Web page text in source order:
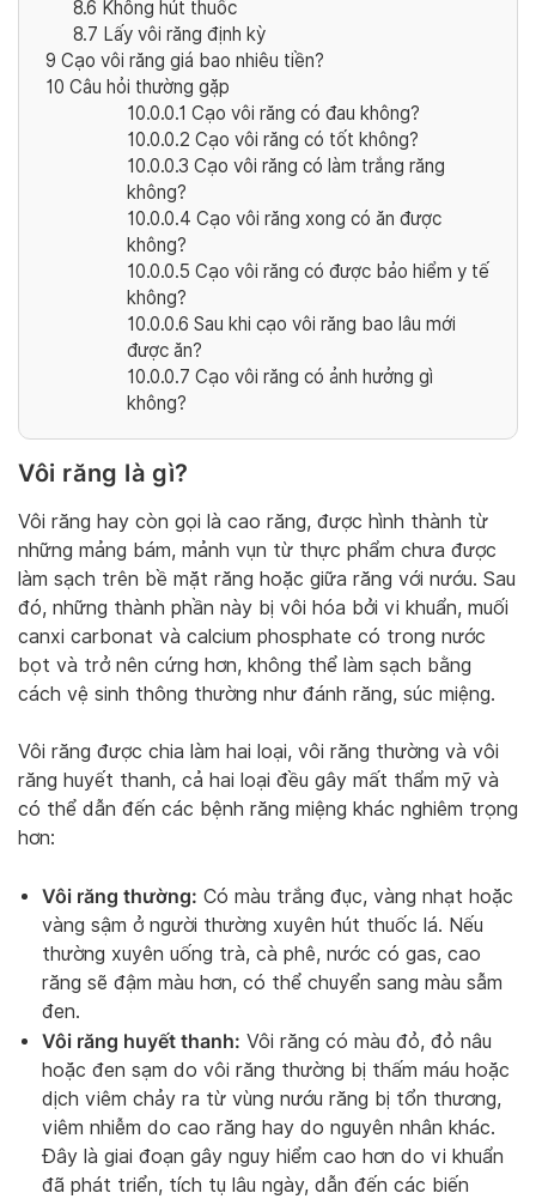
8.6 Không hút thuốc
8.7 Lấy vôi răng định kỳ
9 Cạo vôi răng giá bao nhiêu tiền?
10 Câu hỏi thường gặp
10.0.0.1 Cạo vôi răng có đau không?
10.0.0.2 Cạo vôi răng có tốt không?
10.0.0.3 Cạo vôi răng có làm trắng răng
không?
10.0.0.4 Cạo vôi răng xong có ăn được
không?
10.0.0.5 Cạo vôi răng có được bảo hiểm y tế
không?
10.0.0.6 Sau khi cạo vôi răng bao lâu mới
được ăn?
10.0.0.7 Cạo vôi răng có ảnh hưởng gì
không?
Vôi răng là gì?
Vôi răng hay còn gọi là cao răng, được hình thành từ
những mảng bám, mảnh vụn từ thực phẩm chưa được
làm sạch trên bề mặt răng hoặc giữa răng với nướu. Sau
đó, những thành phần này bị vôi hóa bởi vi khuẩn, muối
canxi carbonat và calcium phosphate có trong nước
bọt và trở nên cứng hơn, không thể làm sạch bằng
cách vệ sinh thông thường như đánh răng, súc miệng.
Vôi răng được chia làm hai loại, vôi răng thường và vôi
răng huyết thanh, cả hai loại đều gây mất thẩm mỹ và
có thể dẫn đến các bệnh răng miệng khác nghiêm trọng
hơn:
Vôi răng thường: Có màu trắng đục, vàng nhạt hoặc
vàng sậm ở người thường xuyên hút thuốc lá. Nếu
thường xuyên uống trà, cà phê, nước có gas, cao
răng sẽ đậm màu hơn, có thể chuyển sang màu sẫm
đen.
Vôi răng huyết thanh: Vôi răng có màu đỏ, đỏ nâu
hoặc đen sạm do vôi răng thường bị thấm máu hoặc
dịch viêm chảy ra từ vùng nướu răng bị tổn thương,
viêm nhiễm do cao răng hay do nguyên nhân khác.
Đây là giai đoạn gây nguy hiểm cao hơn do vi khuẩn
đã phát triển, tích tụ lâu ngày, dẫn đến các biến